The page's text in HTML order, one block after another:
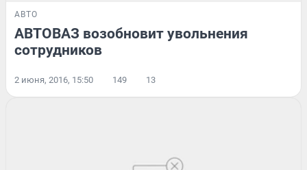
АВТО
АВТОВАЗ возобновит увольнения
сотрудников
2 июня, 2016, 15:50 149 13